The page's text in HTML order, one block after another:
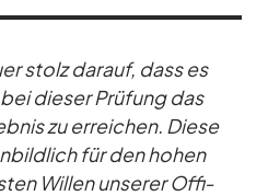
stolz dar­auf, dass es
die­ser Prü­fung das
zu er­rei­chen. Diese
für den ho­hen
Wil­len un­se­rer Of­fi­